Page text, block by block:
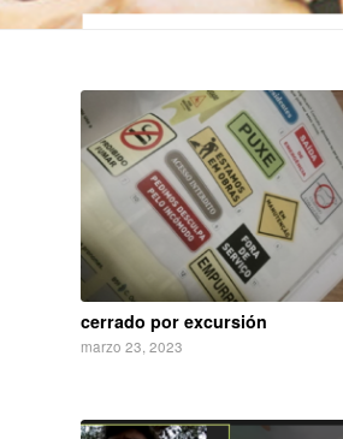
cerrado por excursión
marzo 23, 2023